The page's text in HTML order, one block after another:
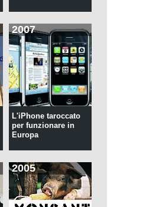
2007
L'iPhone taroccato
per funzionare in
Europa
2005